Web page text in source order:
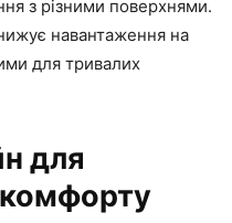
з різними поверхнями.
навантаження на
для тривалих
для